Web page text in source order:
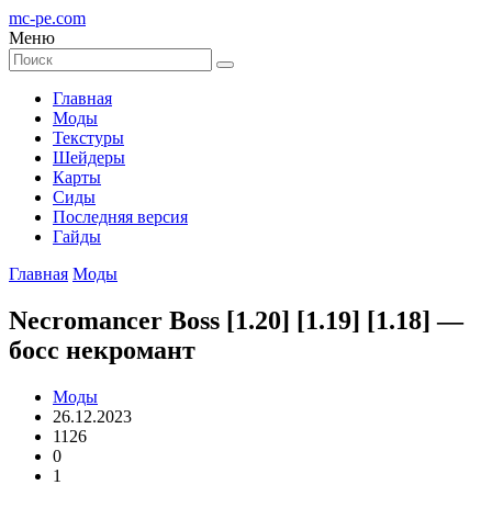
mc-pe.com
Меню
Главная
Моды
Текстуры
Шейдеры
Карты
Сиды
Последняя версия
Гайды
Главная Моды
Necromancer Boss [1.20] [1.19] [1.18] —
босс некромант
Моды
26.12.2023
1126
0
1